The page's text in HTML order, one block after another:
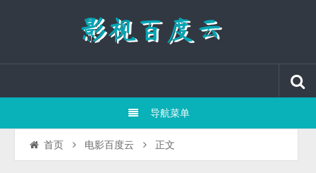
导航菜单
首页 电影百度云 正文